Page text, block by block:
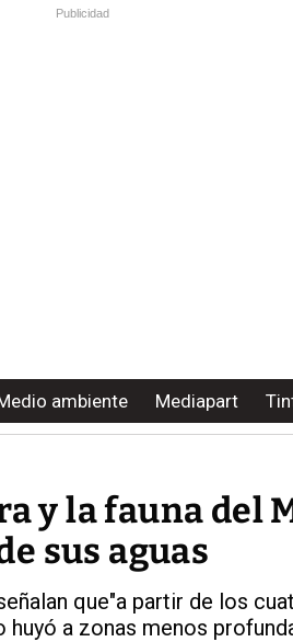
Publicidad
ambiente Mediapart
y la fauna del
sus aguas
que"a partir de los
a zonas menos